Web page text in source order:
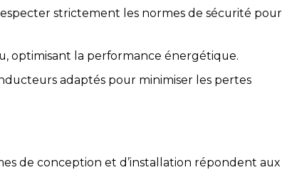
strictement les normes de sécurité pour
optimisant la performance énergétique.
adaptés pour minimiser les pertes
de conception et d’installation répondent aux